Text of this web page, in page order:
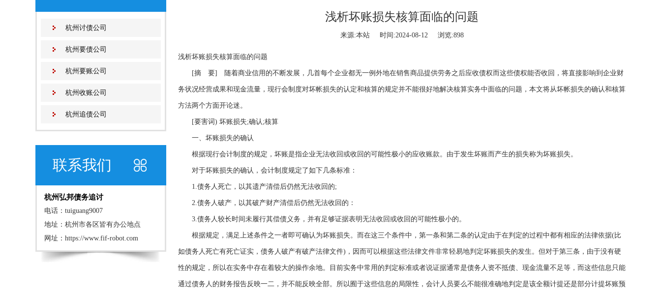
杭州讨债公司
杭州要债公司
杭州要账公司
杭州收账公司
杭州追债公司
联系我们
杭州弘邦债务追讨
电话：tuiguang9007
地址：杭州市各区皆有办公地点
网址： https://www.fif-robot.com
浅析坏账损失核算面临的问题
来源:本站 时间:2024-08-12 浏览:898
浅析坏账损失核算面临的问题
[摘 要] 随着商业信用的不断发展，几首每个企业都无一例外地在销售商品提供劳务之后应收债权而这些债权能否收回，将直接影响到企业财
务状况经营成果和现金流量，现行会制度对坏帐损失的认定和核算的规定并不能很好地解决核算实务中面临的问题，本文将从坏帐损失的确认和核算
方法两个方面开论迷。
[要害词) 坏账损失;确认;核算
一、坏账损失的确认
根据现行会计制度的规定，坏账是指企业无法收回或收回的可能性极小的应收账款。由于发生坏账而产生的损失称为坏账损失。
对于坏账损失的确认，会计制度规定了如下几条标准：
1.债务人死亡，以其遗产清偿后仍然无法收回的;
2.债务人破产，以其破产财产清偿后仍然无法收回的：
3.债务人较长时间未履行其偿债义务，并有足够证据表明无法收回或收回的可能性极小的。
根据规定，满足上述条件之一者即可确认为坏账损失。而在这三个条件中，第一条和第二条的认定由于在判定的过程中都有相应的法律依据(比
如债务人死亡有死亡证实，债务人破产有破产法律文件)，因而可以根据这些法律文件非常轻易地判定坏账损失的发生。但对于第三条，由于没有硬
性的规定，所以在实务中存在着较大的操作余地。目前实务中常用的判定标准或者说证据通常是债务人资不抵债、现金流量不足等，而这些信息只能
通过债务人的财务报告反映一二，并不能反映全部。所以囿于这些信息的局限性，会计人员要么不能很准确地判定是该全额计提还是部分计提坏账预